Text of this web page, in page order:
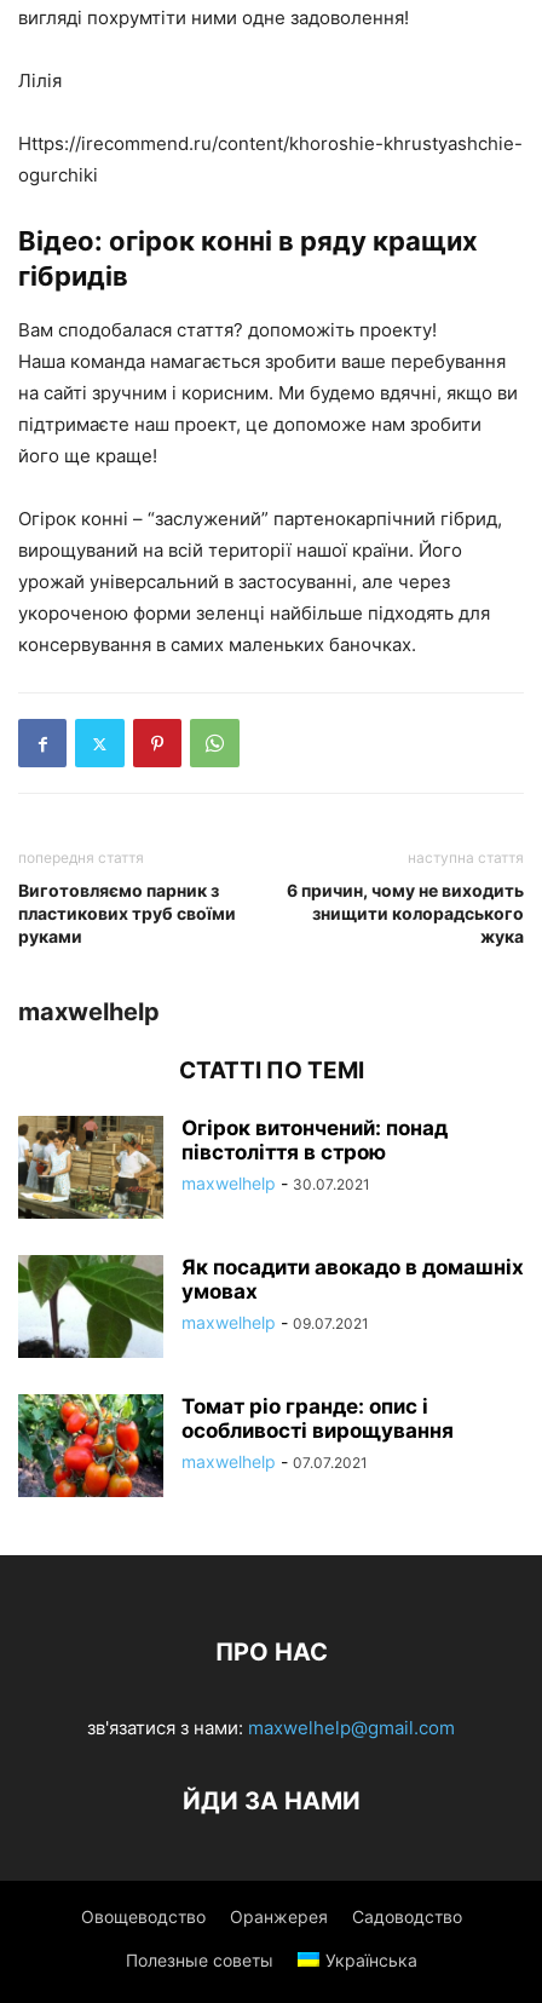
вигляді похрумтіти ними одне задоволення!
Лілія
Https://irecommend.ru/content/khoroshie-khrustyashchie-
ogurchiki
Відео: огірок конні в ряду кращих
гібридів
Вам сподобалася стаття? допоможіть проекту!
Наша команда намагається зробити ваше перебування
на сайті зручним і корисним. Ми будемо вдячні, якщо ви
підтримаєте наш проект, це допоможе нам зробити
його ще краще!
Огірок конні – “заслужений” партенокарпічний гібрид,
вирощуваний на всій території нашої країни. Його
урожай універсальний в застосуванні, але через
укороченою форми зеленці найбільше підходять для
консервування в самих маленьких баночках.
попередня стаття
Виготовляємо парник з
пластикових труб своїми
руками
наступна стаття
6 причин, чому не виходить
знищити колорадського
жука
maxwelhelp
СТАТТІ ПО ТЕМІ
Огірок витончений: понад
півстоліття в строю
maxwelhelp - 30.07.2021
Як посадити авокадо в домашніх
умовах
maxwelhelp - 09.07.2021
Томат ріо гранде: опис і
особливості вирощування
maxwelhelp - 07.07.2021
ПРО НАС
зв'язатися з нами: maxwelhelp@gmail.com
ЙДИ ЗА НАМИ
Овощеводство Оранжерея Садоводство
Полезные советы Українська